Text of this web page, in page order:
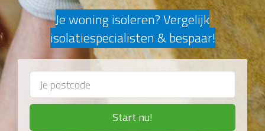
Je woning isoleren? Vergelijk
isolatiespecialisten & bespaar!
Start nu!